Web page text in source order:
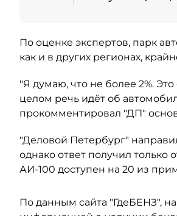
По оценке экспертов, парк
как и в других регионах,
"Я думаю, что не более 2%.
целом речь идёт об
прокомментировал "ДП"
"Деловой Петербург"
однако ответ получил
АИ-100 доступен на 20 из
По данным сайта "ГдеБЕНЗ",